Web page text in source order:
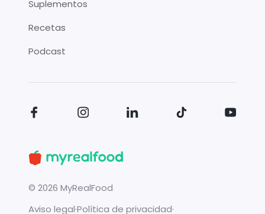
Suplementos
Recetas
Podcast
© 2026 MyRealFood
Aviso legal·Política de privacidad·